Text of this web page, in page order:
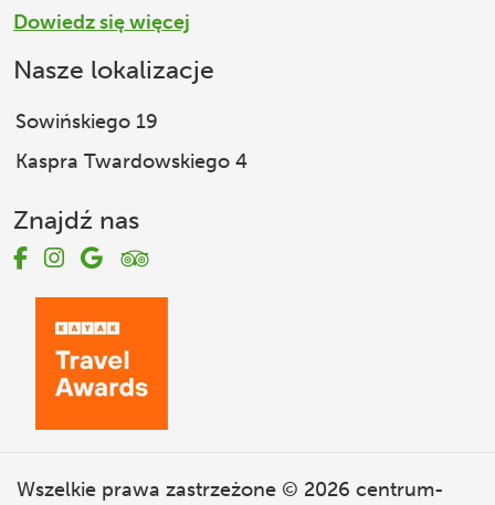
Dowiedz się więcej
Nasze lokalizacje
Sowińskiego 19
Kaspra Twardowskiego 4
Znajdź nas
Wszelkie prawa zastrzeżone © 2026 centrum-